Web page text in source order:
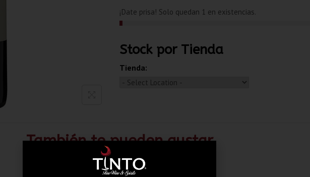
¡Date prisa! Solo quedan 1 en existencias.
Stock por Tienda
Tienda:
También te pueden gustar